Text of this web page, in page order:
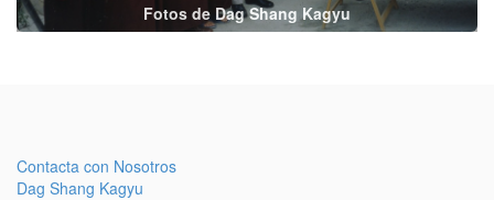
Fotos de Dag Shang Kagyu
Contacta con Nosotros
Dag Shang Kagyu